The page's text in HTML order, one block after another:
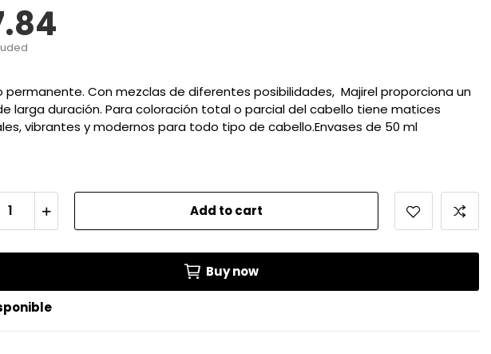
permanente. Con mezclas de diferentes posibilidades, Majirel proporciona un
larga duración. Para coloración total o parcial del cabello tiene matices
vibrantes y modernos para todo tipo de cabello.Envases de 50 ml
Add to cart
Buy now